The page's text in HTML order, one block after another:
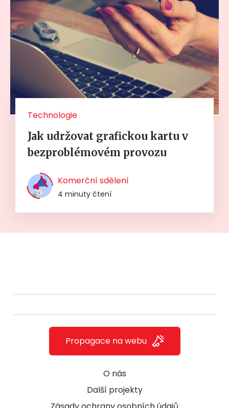
Technologie
Jak udržovat grafickou kartu v
bezproblémovém provozu
Komerční sdělení
4 minuty čtení
O nás
Další projekty
Propagace na webu